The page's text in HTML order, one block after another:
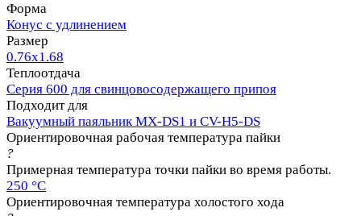
Форма
Конус с удлинением
Размер
0.76х1.68
Теплоотдача
Серия 600 для свинцовосодержащего припоя
Подходит для
Вакуумный паяльник MX-DS1 и CV-H5-DS
Ориентировочная рабочая температура пайки
?
Примерная температура точки пайки во время работы.
250 °C
Ориентировочная температура холостого хода